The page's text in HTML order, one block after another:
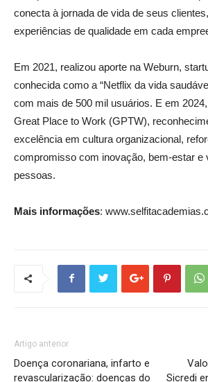
conecta à jornada de vida de seus
experiências de qualidade em cada
Em 2021, realizou aporte na Weburn,
conhecida como a “Netflix da vida
com mais de 500 mil usuários. E em
Great Place to Work (GPTW),
excelência em cultura organizacional,
compromisso com inovação, bem-estar e
pessoas.
Mais informações:
Artigo anterior
Doença coronariana, infarto e
revascularização: doenças do
Sicredi